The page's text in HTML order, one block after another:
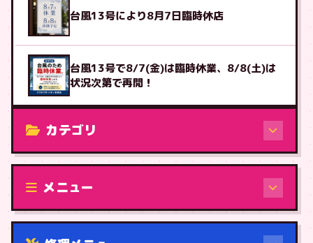
台風13号により8月7日臨時休店
台風13号で8/7(金)は臨時休業、8/8(土)は
状況次第で再開！
カテゴリ
修理（機種から）
メニュー